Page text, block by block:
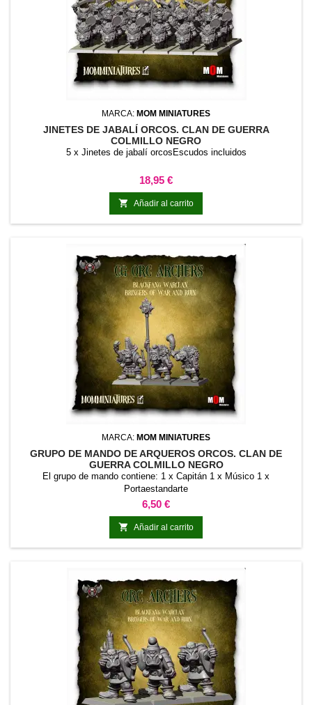
MARCA: MOM MINIATURES
JINETES DE JABALÍ ORCOS. CLAN DE GUERRA
COLMILLO NEGRO
5 x Jinetes de jabalí orcosEscudos incluidos
Precio
18,95 €
 Añadir al carrito
MARCA: MOM MINIATURES
GRUPO DE MANDO DE ARQUEROS ORCOS. CLAN DE
GUERRA COLMILLO NEGRO
El grupo de mando contiene: 1 x Capitán 1 x Músico 1 x
Portaestandarte
Precio
6,50 €
 Añadir al carrito